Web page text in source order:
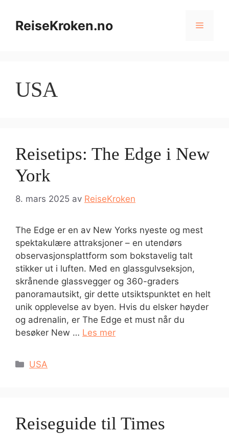
innholdReiseKroken.no Meny
USA
Reisetips: The Edge i New
York
8. mars 2025 av ReiseKroken
The Edge er en av New Yorks nyeste og mest
spektakulære attraksjoner – en utendørs
observasjonsplattform som bokstavelig talt
stikker ut i luften. Med en glassgulvseksjon,
skrånende glassvegger og 360-graders
panoramautsikt, gir dette utsiktspunktet en helt
unik opplevelse av byen. Hvis du elsker høyder
og adrenalin, er The Edge et must når du
besøker New … Les mer
Kategorier
USA
Reiseguide til Times